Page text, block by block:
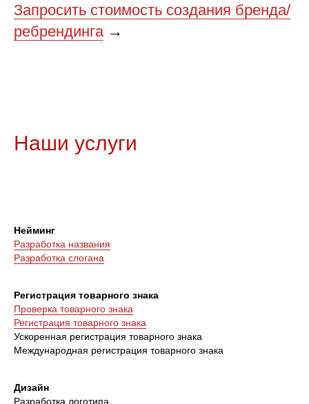
Запросить стоимость создания бренда/
ребрендинга →
Наши услуги
Нейминг
Разработка названия
Разработка слогана
Регистрация товарного знака
Проверка товарного знака
Регистрация товарного знака
Ускоренная регистрация товарного знака
Международная регистрация товарного знака
Дизайн
Разработка логотипа